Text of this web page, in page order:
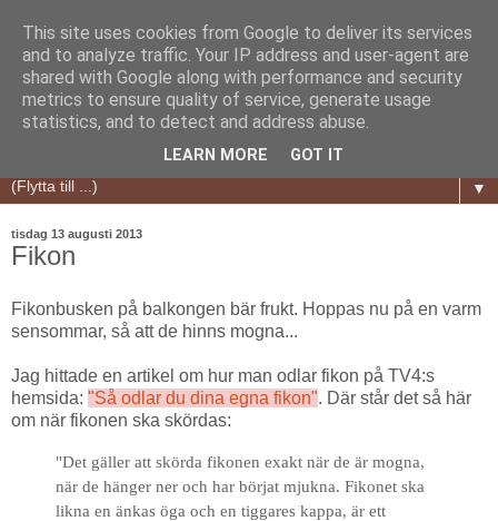
▼
tisdag 13 augusti 2013
Fikon
Fikonbusken på balkongen bär frukt. Hoppas nu på en varm
sensommar, så att de hinns mogna...
Jag hittade en artikel om hur man odlar fikon på TV4:s
hemsida: "Så odlar du dina egna fikon". Där står det så här
om när fikonen ska skördas:
"Det gäller att skörda fikonen exakt när de är mogna,
när de hänger ner och har börjat mjukna. Fikonet ska
likna en änkas öga och en tiggares kappa, är ett
This site uses cookies from Google to deliver its services
and to analyze traffic. Your IP address and user-agent are
shared with Google along with performance and security
metrics to ensure quality of service, generate usage
statistics, and to detect and address abuse.
LEARN MORE GOT IT